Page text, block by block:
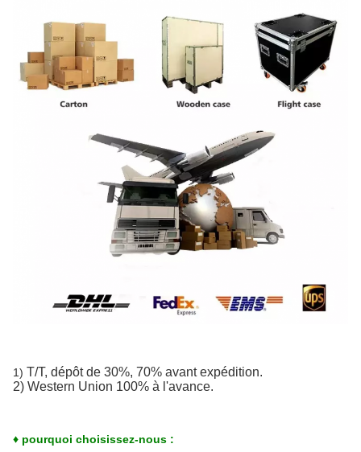
1) T/T, dépôt de 30%, 70% avant expédition.
2) Western Union 100% à l'avance.
♦ pourquoi choisissez-nous :